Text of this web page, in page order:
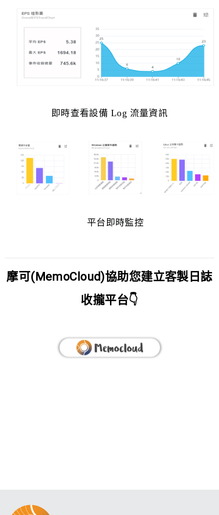
即時查看設備 Log 流量資訊
平台即時監控
摩可(MemoCloud)協助您建立客製日誌
收攏平台👇